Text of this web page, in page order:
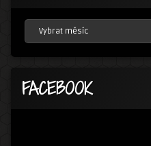
ARCHÍV
FACEBOOK